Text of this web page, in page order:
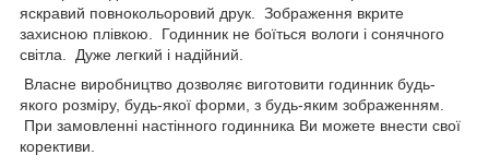
яскравий повнокольоровий друк. Зображення вкрите
захисною плівкою. Годинник не боїться вологи і сонячного
світла. Дуже легкий і надійний.
Власне виробництво дозволяє виготовити годинник будь-
якого розміру, будь-якої форми, з будь-яким зображенням.
При замовленні настінного годинника Ви можете внести свої
корективи.